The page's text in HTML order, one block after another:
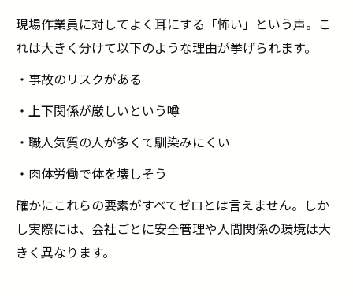
現場作業員は「怖い仕事」ではなく「誇れる仕
事」
現場作業が向いているのはどんな人？
「怖い」気持ちを克服しよう
現場作業員に対してよく耳にする「怖い」という声。こ
れは大きく分けて以下のような理由が挙げられます。
・事故のリスクがある
・上下関係が厳しいという噂
・職人気質の人が多くて馴染みにくい
・肉体労働で体を壊しそう
確かにこれらの要素がすべてゼロとは言えません。しか
し実際には、会社ごとに安全管理や人間関係の環境は大
きく異なります。